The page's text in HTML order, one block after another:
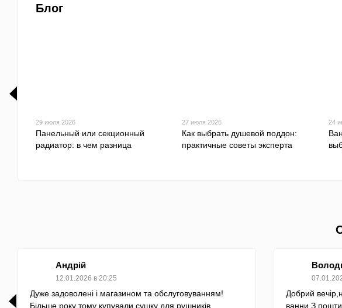
Блог
29 июля 2026
Панельный или секционный
радиатор: в чем разница
27 июля 2026
Как выбрать душевой поддон:
практичные советы эксперта
24
Андрій
12.01.2026 в 20:25
Дуже задоволені і магазином та обслуговуванням!
Більше року тому купували сушку для рушників.
Добрий
ванни.З